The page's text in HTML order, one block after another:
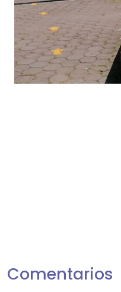
Comentarios